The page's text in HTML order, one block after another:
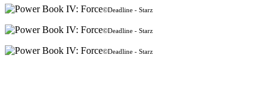
©Deadline - Starz
©Deadline - Starz
©Deadline - Starz